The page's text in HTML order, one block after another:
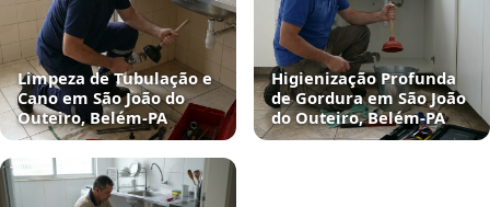
Limpeza de Tubulação e
Cano em São João do
Outeiro, Belém‑PA
Higienização Profunda
de Gordura em São João
do Outeiro, Belém‑PA